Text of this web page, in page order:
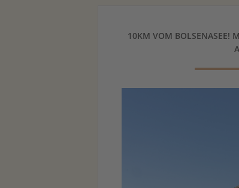
10KM VOM BOLSENASEE!